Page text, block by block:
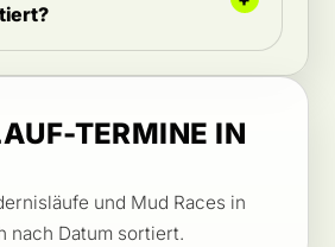
TERMINE IN
und Mud Races in
nach Datum sortiert.